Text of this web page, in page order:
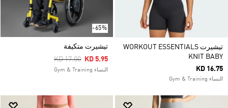
تيشيرت WORKOUT ESSENTIALS
KNIT BABY
KD 16.75
النساء Gym & Training
-65%
تيشيرت متكيفة
Price Reduced From
KD 17.00ToKD 5.95
النساء Gym & Training